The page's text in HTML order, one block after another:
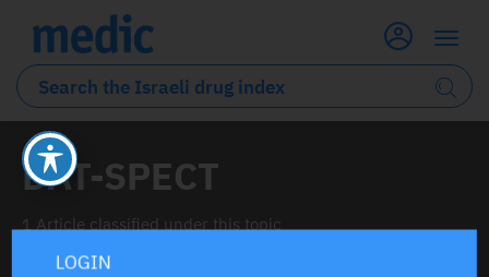
DAT-SPECT
1 Article classified under this topic
LOGIN